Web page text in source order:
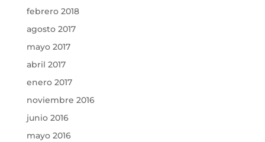
febrero 2018
agosto 2017
mayo 2017
abril 2017
enero 2017
noviembre 2016
junio 2016
mayo 2016